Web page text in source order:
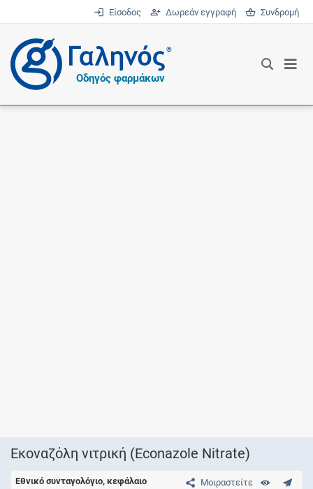
Είσοδος Δωρεάν εγγραφή Συνδρομή
®
Οδηγός φαρμάκων
Εκοναζόλη νιτρική (Econazole Nitrate)
Μοιραστείτε
Εθνικό συνταγολόγιο, κεφάλαιο